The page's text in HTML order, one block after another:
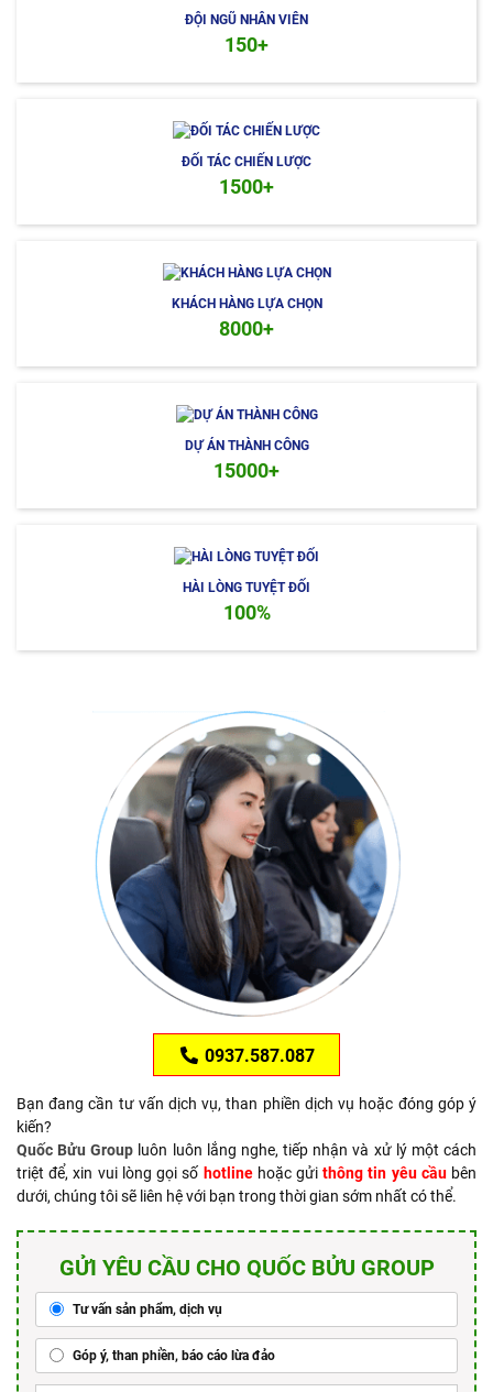
ĐỘI NGŨ NHÂN VIÊN
150+
ĐỐI TÁC CHIẾN LƯỢC
1500+
KHÁCH HÀNG LỰA CHỌN
8000+
DỰ ÁN THÀNH CÔNG
15000+
HÀI LÒNG TUYỆT ĐỐI
100%
0937.587.087
Bạn đang cần tư vấn dịch vụ, than phiền dịch vụ hoặc đóng góp ý
kiến?
Quốc Bửu Group luôn luôn lắng nghe, tiếp nhận và xử lý một cách
triệt để, xin vui lòng gọi số hotlinehoặc gửithông tin yêu cầubên
dưới, chúng tôi sẽ liên hệ với bạn trong thời gian sớm nhất có thể.
GỬI YÊU CẦU CHO QUỐC BỬU GROUP
Tư vấn sản phẩm, dịch vụ
Góp ý, than phiền, báo cáo lừa đảo